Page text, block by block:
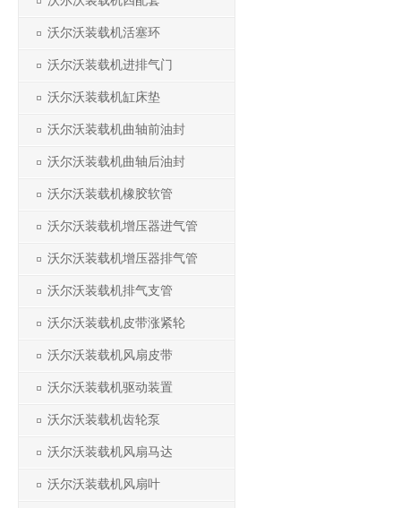
沃尔沃装载机活塞环
沃尔沃装载机进排气门
沃尔沃装载机缸床垫
沃尔沃装载机曲轴前油封
沃尔沃装载机曲轴后油封
沃尔沃装载机橡胶软管
沃尔沃装载机增压器进气管
沃尔沃装载机增压器排气管
沃尔沃装载机排气支管
沃尔沃装载机皮带涨紧轮
沃尔沃装载机风扇皮带
沃尔沃装载机驱动装置
沃尔沃装载机齿轮泵
沃尔沃装载机风扇马达
沃尔沃装载机风扇叶